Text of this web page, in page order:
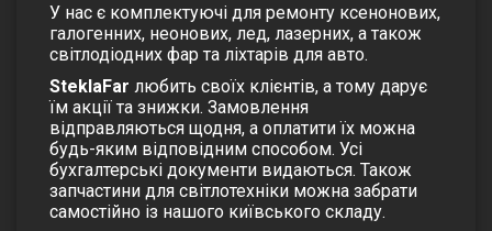
У нас є комплектуючі для ремонту ксенонових,
галогенних, неонових, лед, лазерних, а також
світлодіодних фар та ліхтарів для авто.
SteklaFar любить своїх клієнтів, а тому дарує
їм акції та знижки. Замовлення
відправляються щодня, а оплатити їх можна
будь-яким відповідним способом. Усі
бухгалтерські документи видаються. Також
запчастини для світлотехніки можна забрати
самостійно із нашого київського складу.